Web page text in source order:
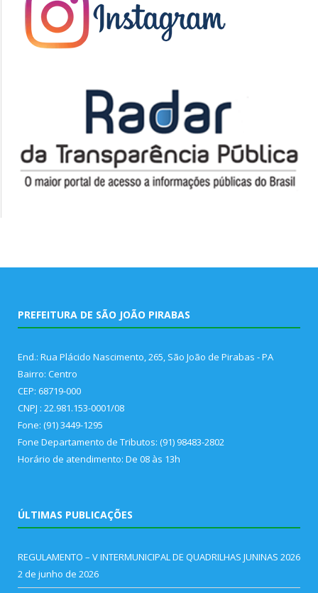
PREFEITURA DE SÃO JOÃO PIRABAS
End.: Rua Plácido Nascimento, 265, São João de Pirabas - PA
Bairro: Centro
CEP: 68719-000
CNPJ : 22.981.153-0001/08
Fone: (91) 3449-1295
Fone Departamento de Tributos: (91) 98483-2802
Horário de atendimento: De 08 às 13h
ÚLTIMAS PUBLICAÇÕES
REGULAMENTO – V INTERMUNICIPAL DE QUADRILHAS JUNINAS 2026
2 de junho de 2026